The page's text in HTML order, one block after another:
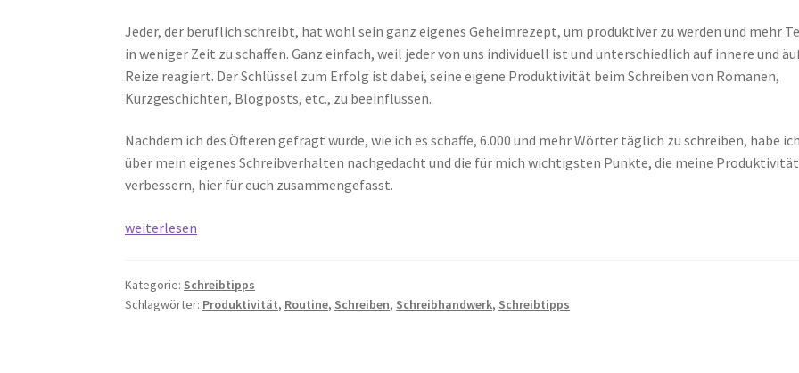
Jeder, der beruflich schreibt, hat wohl sein ganz eigenes Geheimrezept, um produktiver zu werden und mehr
in weniger Zeit zu schaffen. Ganz einfach, weil jeder von uns individuell ist und unterschiedlich auf innere und
Reize reagiert. Der Schlüssel zum Erfolg ist dabei, seine eigene Produktivität beim Schreiben von Romanen,
Kurzgeschichten, Blogposts, etc., zu beeinflussen.
Nachdem ich des Öfteren gefragt wurde, wie ich es schaffe, 6.000 und mehr Wörter täglich zu schreiben, habe ich
über mein eigenes Schreibverhalten nachgedacht und die für mich wichtigsten Punkte, die meine Produktivität
verbessern, hier für euch zusammengefasst.
8
für
Autoren:
weiterlesen
Kategorie: Schreibtipps
Schlagwörter: Produktivität, Routine, Schreiben, Schreibhandwerk, Schreibtipps